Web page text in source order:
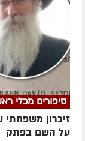
סיפורים מכלי
זיכרון משפחתי
על השם בפתק